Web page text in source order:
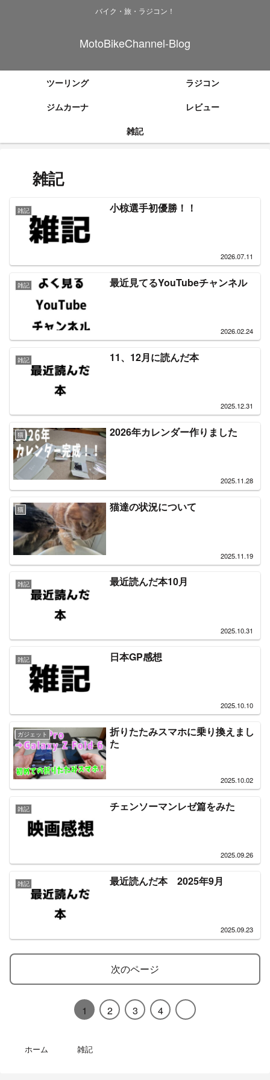
バイク・旅・ラジコン！
MotoBikeChannel-Blog
ツーリング
ラジコン
ジムカーナ
レビュー
雑記
雑記
雑記 小椋選手初優勝！！
2026.07.11
雑記 最近見てるYouTubeチャンネル
2026.02.24
雑記 11、12月に読んだ本
2025.12.31
猫 2026年カレンダー作りました
2025.11.28
猫 猫達の状況について
2025.11.19
雑記 最近読んだ本10月
2025.10.31
雑記 日本GP感想
2025.10.10
ガジェット
折りたたみスマホに乗り換えまし
た
2025.10.02
雑記 チェンソーマンレゼ篇をみた
2025.09.26
雑記 最近読んだ本 2025年9月
2025.09.23
次のページ
1 2 3 4
ホーム 雑記